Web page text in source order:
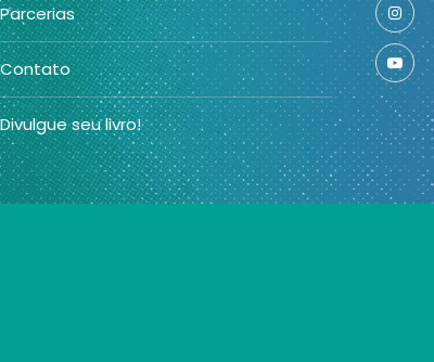
Parcerias
Contato
Divulgue seu livro!